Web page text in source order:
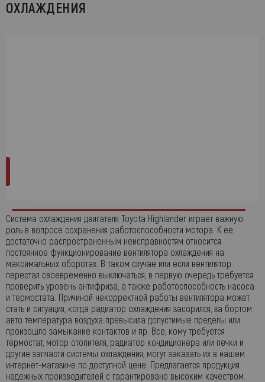
ОХЛАЖДЕНИЯ
Система охлаждения двигателя Toyota Highlander играет важную
роль в вопросе сохранения работоспособности мотора. К ее
достаточно распространенным неисправностям относится
постоянное функционирование вентилятора охлаждения на
максимальных оборотах. В таком случае или если вентилятор
перестал своевременно выключаться, в первую очередь требуется
проверить уровень антифриза, а также работоспособность насоса
и термостата. Причиной некорректной работы вентилятора может
стать и ситуация, когда радиатор охлаждения засорился, за бортом
авто температура воздуха превысила допустимые пределы или
произошло замыкание контактов и пр. Все, кому требуется
термостат, мотор отопителя, радиатор кондиционера или печки и
другие запчасти системы охлаждения, могут заказать их в нашем
интернет-магазине по доступной цене. Предлагается продукция
надежных производителей с гарантировано высоким качеством.